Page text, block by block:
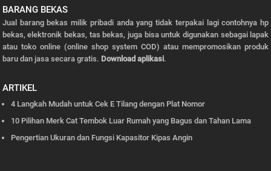
BARANG BEKAS
Jual barang bekas milik pribadi anda yang tidak terpakai lagi contohnya hp
bekas, elektronik bekas, tas bekas, juga bisa untuk digunakan sebagai lapak
atau toko online (online shop system COD) atau mempromosikan produk
baru dan jasa secara gratis. Download aplikasi.
ARTIKEL
4 Langkah Mudah untuk Cek E Tilang dengan Plat Nomor
10 Pilihan Merk Cat Tembok Luar Rumah yang Bagus dan Tahan Lama
Pengertian Ukuran dan Fungsi Kapasitor Kipas Angin